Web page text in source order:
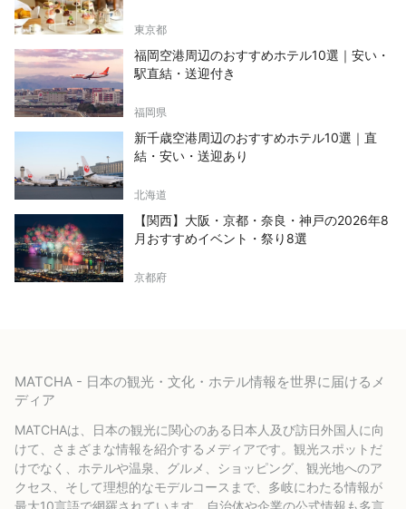
東京都
福岡空港周辺のおすすめホテル10選｜安い・
駅直結・送迎付き
福岡県
新千歳空港周辺のおすすめホテル10選｜直
結・安い・送迎あり
北海道
【関西】大阪・京都・奈良・神戸の2026年8
月おすすめイベント・祭り8選
京都府
MATCHA - 日本の観光・文化・ホテル情報を世界に届けるメ
ディア
MATCHAは、日本の観光に関心のある日本人及び訪日外国人に向
けて、さまざまな情報を紹介するメディアです。観光スポットだ
けでなく、ホテルや温泉、グルメ、ショッピング、観光地へのア
クセス、そして理想的なモデルコースまで、多岐にわたる情報が